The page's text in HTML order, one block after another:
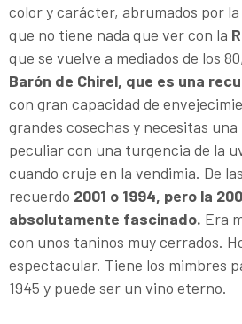
color y carácter, abrumados por
que no tiene nada que ver con la
que se vuelve a mediados de los
Barón de Chirel, que es una
con gran capacidad de
grandes cosechas y necesitas
peculiar con una turgencia de la
cuando cruje en la vendimia. De
recuerdo 2001 o 1994, pero la
absolutamente fascinado. Era
con unos taninos muy cerrados.
espectacular. Tiene los mimbres
1945 y puede ser un vino eterno.